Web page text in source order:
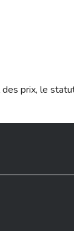
prix, le